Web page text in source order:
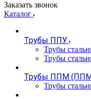
Заказать звонок
Каталог
Трубы ППУ
Трубы
Трубы
Трубы ППМ
Трубы